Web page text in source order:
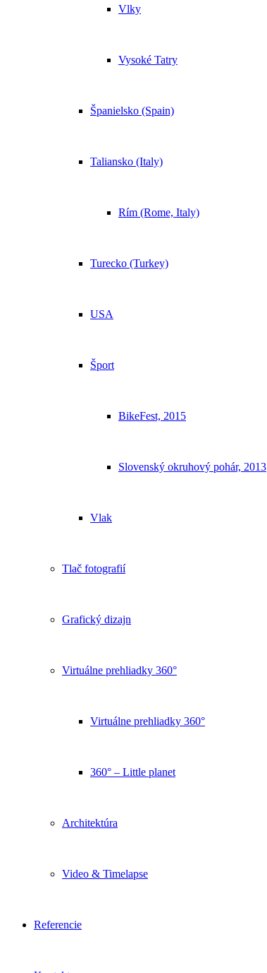
Vlky
Vysoké Tatry
Španielsko (Spain)
Taliansko (Italy)
Rím (Rome, Italy)
Turecko (Turkey)
USA
Šport
BikeFest, 2015
Slovenský okruhový pohár, 2013
Vlak
Tlač fotografií
Grafický dizajn
Virtuálne prehliadky 360°
Virtuálne prehliadky 360°
360° – Little planet
Architektúra
Video & Timelapse
Referencie